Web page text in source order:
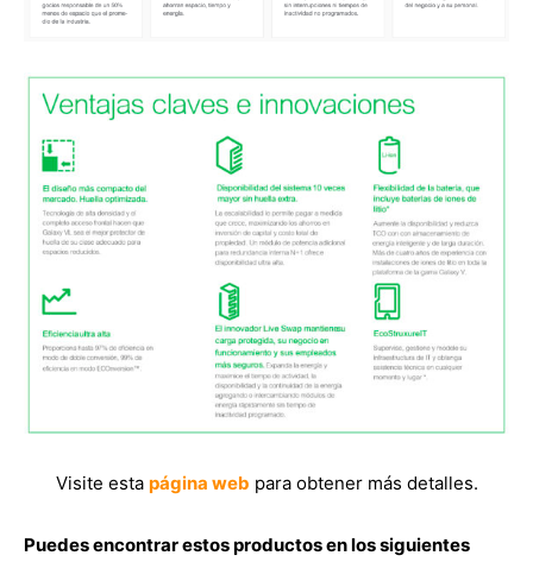
Visite esta página web para obtener más detalles.
Puedes encontrar estos productos en los siguientes